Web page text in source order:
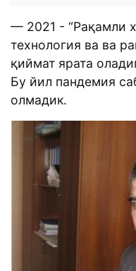
— 2021 - “Рақамли
технология ва ва
қиймат ярата
Бу йил пандемия
олмадик.